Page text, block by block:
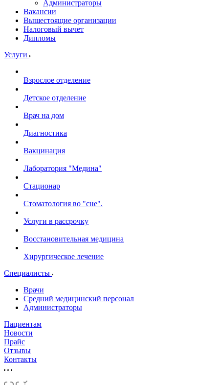
Администраторы
Вакансии
Вышестоящие организации
Налоговый вычет
Дипломы
Услуги
Взрослое отделение
Детское отделение
Врач на дом
Диагностика
Вакцинация
Лаборатория "Медина"
Стационар
Стоматология во "сне".
Услуги в рассрочку
Восстановительная медицина
Хирургическое лечение
Специалисты
Врачи
Средний медицинский персонал
Администраторы
Пациентам
Новости
Прайс
Отзывы
Контакты